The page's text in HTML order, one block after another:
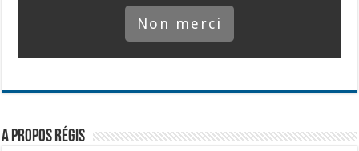
​Non merci
A propos Régis